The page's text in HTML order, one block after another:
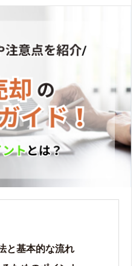
と基本的な流れ